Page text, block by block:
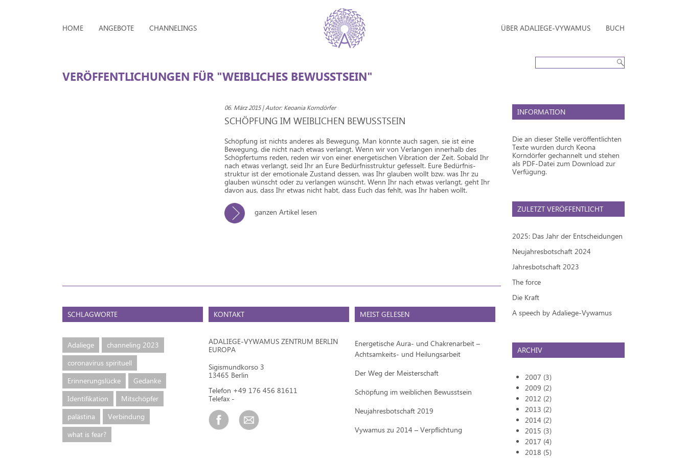
HOME ANGEBOTE CHANNELINGS ÜBER ADALIEGE-VYWAMUS BUCH
VERÖFFENTLICHUNGEN FÜR "WEIBLICHES BEWUSSTSEIN"
06. März 2015 | Autor: Keoania Korndörfer
SCHÖPFUNG IM WEIBLICHEN BEWUSSTSEIN
Schöpfung ist nichts anderes als Bewegung. Man könnte auch sagen, sie ist eine
Bewegung, die nicht nach etwas verlangt. Wenn wir von Verlangen innerhalb des
Schöpfertums reden, reden wir von einer energetischen Vibration der Zeit. Sobald Ihr
nach etwas verlangt, seid Ihr an Eure Bedürfnisstruktur gefesselt. Eure Bedürfnis-
struktur ist der emotionale Zustand dessen, was Ihr glauben wollt bzw. was Ihr zu
glauben wünscht oder zu verlangen wünscht. Wenn Ihr nach etwas verlangt, geht Ihr
davon aus, dass Ihr etwas nicht habt, dass Euch das fehlt, was Ihr haben wollt.
ganzen Artikel lesen
SCHLAGWORTE
Adaliege
channeling 2023
coronavirus spirituell
Erinnerungslücke
Gedanke
Identifikation
Mitschöpfer
palästina
Verbindung
what is fear?
KONTAKT
ADALIEGE-VYWAMUS ZENTRUM BERLIN
EUROPA
Sigismundkorso 3
13465 Berlin
Telefon +49 176 456 81611
Telefax -
MEIST GELESEN
Energetische Aura- und Chakrenarbeit –
Achtsamkeits- und Heilungsarbeit
Der Weg der Meisterschaft
Schöpfung im weiblichen Bewusstsein
Neujahresbotschaft 2019
Vywamus zu 2014 – Verpflichtung
INFORMATION
Die an dieser Stelle veröffentlichten
Texte wurden durch Keona
Korndörfer gechannelt und stehen
als PDF-Datei zum Download zur
Verfügung.
ZULETZT VERÖFFENTLICHT
2025: Das Jahr der Entscheidungen
Neujahresbotschaft 2024
Jahresbotschaft 2023
The force
Die Kraft
A speech by Adaliege-Vywamus
ARCHIV
2007 (3)
2009 (2)
2012 (2)
2013 (2)
2014 (2)
2015 (3)
2017 (4)
2018 (5)